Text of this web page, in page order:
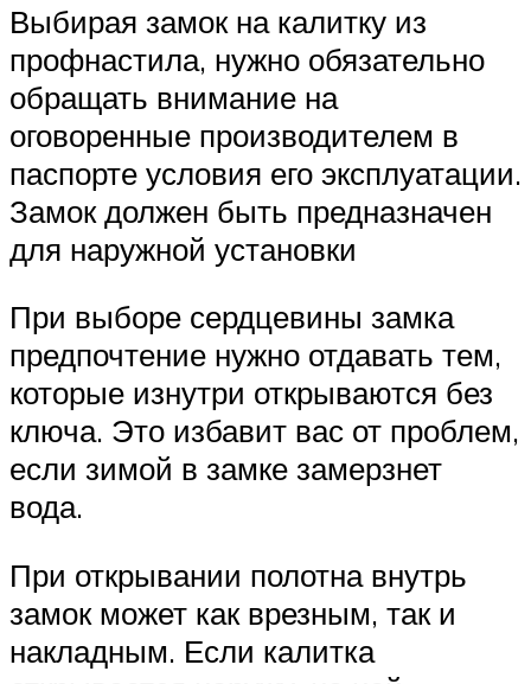
Выбирая замок на калитку из
профнастила, нужно обязательно
обращать внимание на
оговоренные производителем в
паспорте условия его эксплуатации.
Замок должен быть предназначен
для наружной установки
При выборе сердцевины замка
предпочтение нужно отдавать тем,
которые изнутри открываются без
ключа. Это избавит вас от проблем,
если зимой в замке замерзнет
вода.
При открывании полотна внутрь
замок может как врезным, так и
накладным. Если калитка